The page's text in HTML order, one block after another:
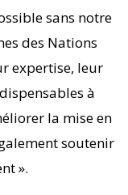
sans notre
des Nations
expertise, leur
à
la mise en
soutenir
».